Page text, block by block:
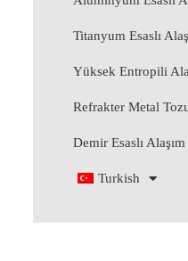
Titanyum Esaslı
Yüksek Entropili
Refrakter Metal
Demir Esaslı
Turkish